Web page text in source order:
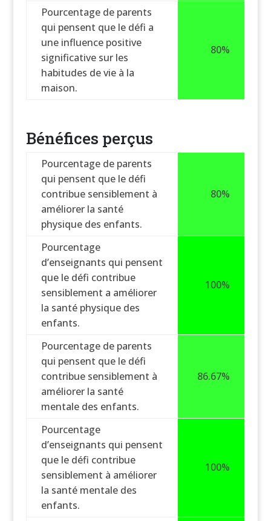
Pourcentage de parents
qui pensent que le défi a
une influence positive
significative sur les
habitudes de vie à la
maison.
80%
Bénéfices perçus
Pourcentage de parents
qui pensent que le défi
contribue sensiblement à
améliorer la santé
physique des enfants.
80%
Pourcentage
d’enseignants qui pensent
que le défi contribue
sensiblement a améliorer
la santé physique des
enfants.
100%
Pourcentage de parents
qui pensent que le défi
contribue sensiblement à
améliorer la santé
mentale des enfants.
86.67%
Pourcentage
d’enseignants qui pensent
que le défi contribue
sensiblement à améliorer
la santé mentale des
enfants.
100%